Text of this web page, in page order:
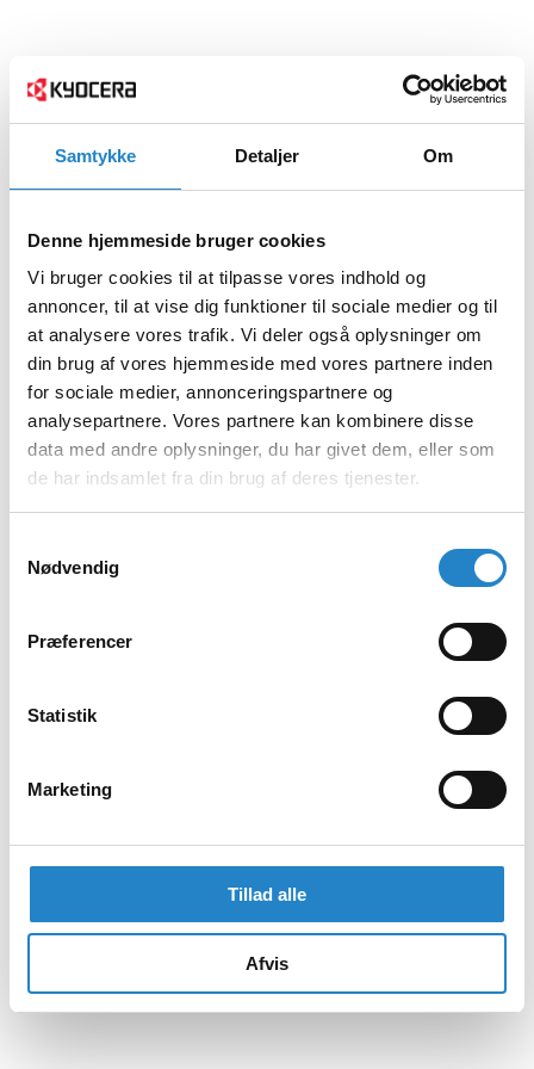
Samtykke Detaljer Om
Denne hjemmeside bruger cookies
Vi bruger cookies til at tilpasse vores indhold og
annoncer, til at vise dig funktioner til sociale medier og til
at analysere vores trafik. Vi deler også oplysninger om
din brug af vores hjemmeside med vores partnere inden
for sociale medier, annonceringspartnere og
analysepartnere. Vores partnere kan kombinere disse
data med andre oplysninger, du har givet dem, eller som
de har indsamlet fra din brug af deres tjenester.
Nødvendig
Præferencer
Statistik
Marketing
Tillad alle
Afvis